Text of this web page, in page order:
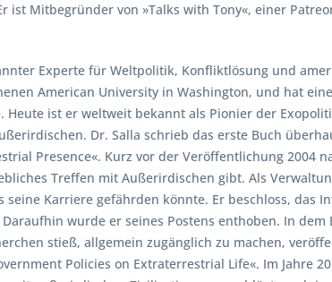
ist Mitbegründer von »Talks with Tony«, einer
Experte für Weltpolitik, Konfliktlösung und
American University in Washington, und hat
Heute ist er weltweit bekannt als Pionier der
Dr. Salla schrieb das erste Buch
Presence«. Kurz vor der Veröffentlichung 2004
Treffen mit Außerirdischen gibt. Als
Karriere gefährden könnte. Er beschloss, das
wurde er seines Postens enthoben. In
stieß, allgemein zugänglich zu machen,
Policies on Extraterrestrial Life«. Im Jahre